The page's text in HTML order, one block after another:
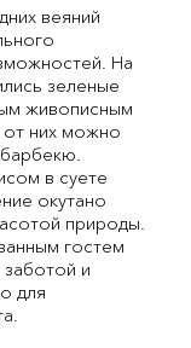
веяний
На
зеленые
живописным
от них можно
в суете
окутано
природы.
гостем
и
для